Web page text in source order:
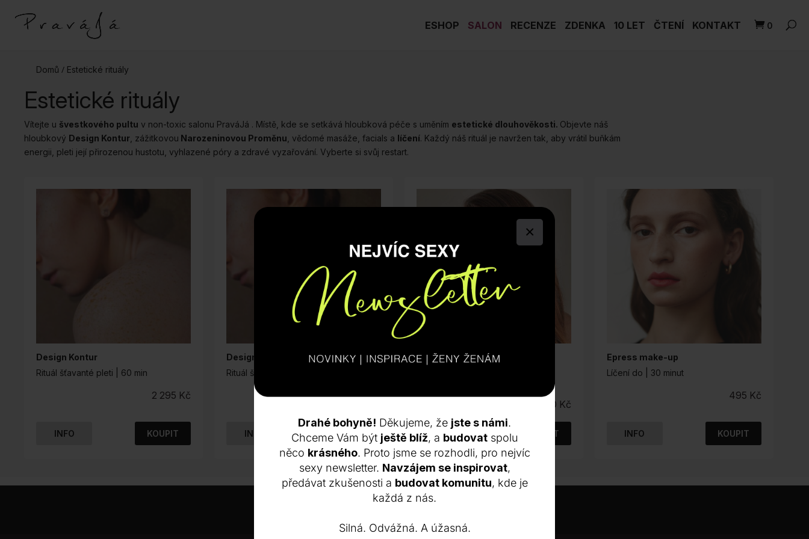
Drahé bohyně! Děkujeme, že jste s námi.
Chceme Vám být ještě blíž, a budovatspolu
něco krásného. Proto jsme se rozhodli, pro nejvíc
sexy newsletter. Navzájem se inspirovat,
předávat zkušenosti a budovat komunitu, kde je
každá z nás.
Silná. Odvážná. A úžasná.
×
ESHOP SALON RECENZE ZDENKA 10 LET ČTENÍ KONTAKT 0
Domů / Estetické rituály
Estetické rituály
Vítejte u švestkového pultu v non-toxic salonu PraváJá . Místě, kde se setkává hloubková péče s uměním estetické dlouhověkosti. Objevte náš
hloubkový Design Kontur , zážitkovou Narozeninovou Proměnu , vědomé masáže, facials a líčení. Každý náš rituál je navržen tak, aby vrátil buňkám
energii, pleti její přirozenou hustotu, vyhlazené póry a zdravé vyzařování. Vyberte si svůj restart.
Design Kontur
Rituál šťavanté pleti | 60 min
2 295 Kč
INFO KOUPIT
Design Kontur Express
Rituál šťavnaté pleti | 45 min
1 595Kč
INFO KOUPIT
Narozeninová Proměna
5.00
z 5
1 900 Kč
INFO KOUPIT
TENTO
PRODUKT
MÁ
VÍCE
VARIANT.
LZE
Epress make-up
Líčení do | 30 minut
495 Kč
INFO KOUPIT